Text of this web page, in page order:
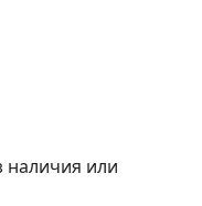
наличия или